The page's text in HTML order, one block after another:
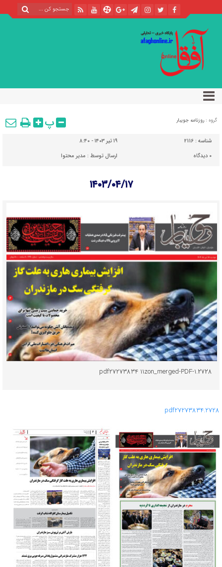
گروه : روزنامه جویبار پ
شناسه : 2116
۱۹ تیر ۱۴۰۳ - ۸:۴۰
۰ دیدگاه ارسال توسط : مدیر محتوا
۱۴۰۳/۰۴/۱۷
۲۷۲۸.pdf27273834 11zon_merged-PDF-1
2728.pd
f27273834